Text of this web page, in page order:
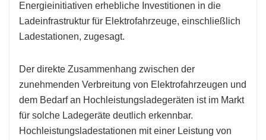
Energieinitiativen erhebliche Investitionen in die
Ladeinfrastruktur für Elektrofahrzeuge, einschließlich
Ladestationen, zugesagt.
Der direkte Zusammenhang zwischen der
zunehmenden Verbreitung von Elektrofahrzeugen und
dem Bedarf an Hochleistungsladegeräten ist im Markt
für solche Ladegeräte deutlich erkennbar.
Hochleistungsladestationen mit einer Leistung von